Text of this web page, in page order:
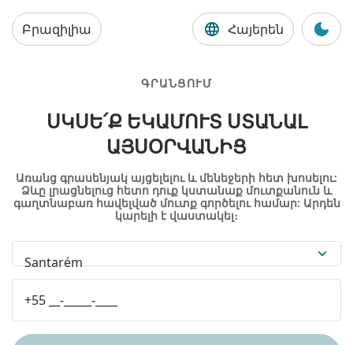
Բրազիլիա Հայերեն
ԳՐԱՆՑՈՒՄ
ՍԿՍԵ՛Ք ԵԿԱՄՈՒՏ ՍՏԱՆԱԼ
ԱՅՍՕՐՎԱՆԻՑ
Առանց գրասենյակ այցելելու և մենեջերի հետ խոսելու:
Ձևը լրացնելուց հետո դուք կստանաք մուտքանուն և
գաղտնաբառ հավելված մուտք գործելու համար: Արդեն
կարելի է վաստակել։
Santarém